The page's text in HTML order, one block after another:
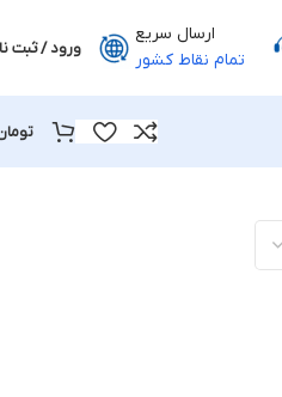
ارسال سریع
تمام نقاط کشور
ورود / ثبت